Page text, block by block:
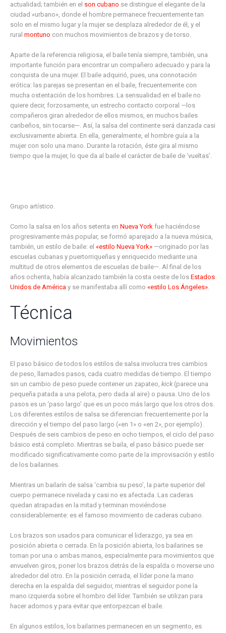
actualidad; también en el son cubano se distingue el elegante de la
ciudad «urbano», donde el hombre permanece frecuentemente tan
solo en el mismo lugar y la mujer se desplaza alrededor de él, y el
ruralmontuno con muchos movimientos de brazos y de torso.
Aparte de la referencia religiosa, el baile tenía siempre, también, una
importante función para encontrar un compañero adecuado y para la
conquista de una mujer. El baile adquirió, pues, una connotación
erótica: las parejas se presentan en el baile, frecuentemente con
mucha ostentación de los hombres. La sensualidad en el baile no
quiere decir, forzosamente, un estrecho contacto corporal —los
compañeros giran alrededor de ellos mismos, en muchos bailes
caribeños, sin tocarse—. Así, la salsa del continente será danzada casi
exclusivamente abierta. En ella, generalmente, el hombre guía a la
mujer con solo una mano. Durante la rotación, éste gira al mismo
tiempo que la mujer, lo que da al baile el carácter de baile de ‘vueltas’.
Grupo artístico.
Como la salsa en los años setenta enNueva York fue haciéndose
progresivamente más popular, se formó aparejado a la nueva música,
también, un estilo de baile: el«estilo Nueva York» —originado por las
escuelas cubanas y puertorriqueñas y enriquecido mediante una
multitud de otros elementos de escuelas de baile—. Al final de los
años ochenta, había alcanzado también la costa oeste de losEstados
Unidos de América y se manifestaba allí como«estilo Los Ángeles».
Técnica
Movimientos
El paso básico de todos los estilos de salsa involucra tres cambios
de peso, llamados pasos, cada cuatro medidas de tiempo. El tiempo
sin un cambio de peso puede contener un zapateo,kick(parece una
pequeña patada a una pelota, pero dada al aire) o pausa. Uno de los
pasos es un ‘paso largo’ que es un poco más largo que los otros dos.
Los diferentes estilos de salsa se diferencian frecuentemente por la
dirección y el tiempo del paso largo («en 1» o «en 2», por ejemplo).
Después de seis cambios de peso en ocho tiempos, el ciclo del paso
básico está completo. Mientras se baila, el paso básico puede ser
modificado significativamente como parte de la improvisación y estilo
de los bailarines.
Mientras un bailarín de salsa ‘cambia su peso’, la parte superior del
cuerpo permanece nivelada y casi no es afectada. Las caderas
quedan atrapadas en la mitad y terminan moviéndose
considerablemente: es el famoso movimiento de caderas cubano.
Los brazos son usados para comunicar el liderazgo, ya sea en
posición abierta o cerrada. En la posición abierta, los bailarines se
toman por una o ambas manos, especialmente para movimientos que
envuelven giros, poner los brazos detrás de la espalda o moverse uno
alrededor del otro. En la posición cerrada, el líder pone la mano
derecha en la espalda del seguidor, mientras el seguidor pone la
mano izquierda sobre el hombro del líder. También se utilizan para
hacer adornos y para evitar que entorpezcan el baile.
En algunos estilos, los bailarines permanecen en un segmento, es